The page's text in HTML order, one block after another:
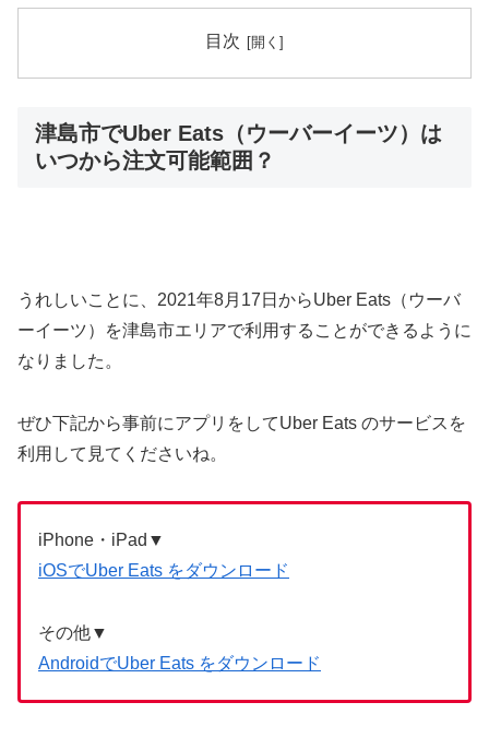
目次
津島市でUber Eats（ウーバーイーツ）は
いつから注文可能範囲？
うれしいことに、2021年8月17日からUber Eats（ウーバ
ーイーツ）を津島市エリアで利用することができるように
なりました。
ぜひ下記から事前にアプリをしてUber Eats のサービスを
利用して見てくださいね。
iPhone・iPad▼
iOSでUber Eats をダウンロード
その他▼
AndroidでUber Eats をダウンロード